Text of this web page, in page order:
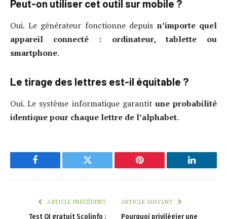
Peut-on utiliser cet outil sur mobile ?
Oui. Le générateur fonctionne depuis n’importe quel
appareil connecté : ordinateur, tablette ou
smartphone.
Le tirage des lettres est-il équitable ?
Oui. Le système informatique garantit une probabilité
identique pour chaque lettre de l’alphabet.
Facebook Twitter Pinterest LinkedIn
ARTICLE PRÉCÉDENT
Test QI gratuit Scolinfo :
ARTICLE SUIVANT
Pourquoi privilégier une